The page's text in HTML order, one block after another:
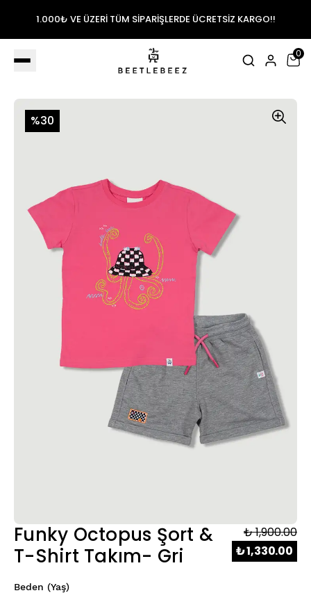
1.000₺ VE ÜZERİ TÜM SİPARİŞLERDE ÜCRETSİZ KARGO!!
0
%30
Funky Octopus Şort &
T-Shirt Takım- Gri
₺ 1,900.00
₺ 1,330.00
Beden (Yaş)